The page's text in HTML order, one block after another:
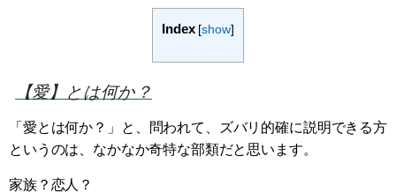
Index [show]
【愛】とは何か？
「愛とは何か？」と、問われて、ズバリ的確に説明できる方
というのは、なかなか奇特な部類だと思います。
家族？恋人？